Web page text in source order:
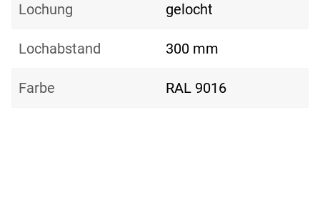
Lochung gelocht
Lochabstand 300 mm
Farbe RAL 9016